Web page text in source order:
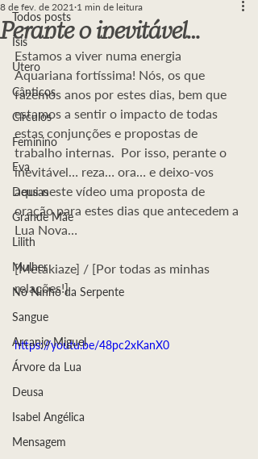
Todos posts
Ísis
Útero
Cânticos
Círculos
Feminino
Eva
Deusas
Grande Mãe
Lilith
Mulher
No Ninho da Serpente
Sangue
Arcanjo Miguel
Árvore da Lua
Deusa
Isabel Angélica
Mensagem
Perante o inevitável…
8 de fev. de 2021 1 min de leitura
Estamos a viver numa energia
Aquariana fortíssima! Nós, os que
fazemos anos por estes dias, bem que
estamos a sentir o impacto de todas
estas conjunções e propostas de
trabalho internas.  Por isso, perante o
inevitável… reza… ora… e deixo-vos
aqui neste vídeo uma proposta de
oração para estes dias que antecedem a
Lua Nova…
[Metakiaze] / [Por todas as minhas
relações!]
https://youtu.be/48pc2xKanX0